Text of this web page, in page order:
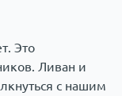
Это
Ливан и
с нашим